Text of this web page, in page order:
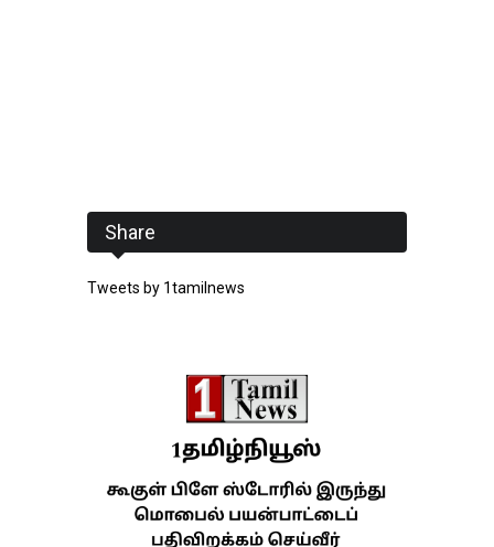
Share
Tweets by 1tamilnews